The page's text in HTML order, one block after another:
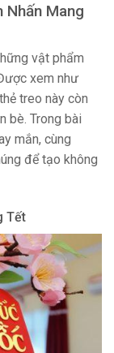
Nhấn Mang
vật phẩm
xem như
treo này còn
bè. Trong bài
mắn, cùng
để tạo không
Tết